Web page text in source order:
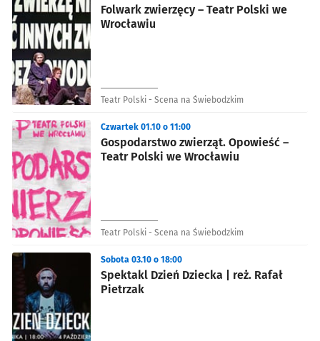
Folwark zwierzęcy – Teatr Polski we
Wrocławiu
Teatr Polski - Scena na Świebodzkim
Gospodarstwo zwierząt. Opowieść –
Teatr Polski we Wrocławiu
Czwartek 01.10 o 11:00
Teatr Polski - Scena na Świebodzkim
Spektakl Dzień Dziecka | reż. Rafał
Pietrzak
Sobota 03.10 o 18:00